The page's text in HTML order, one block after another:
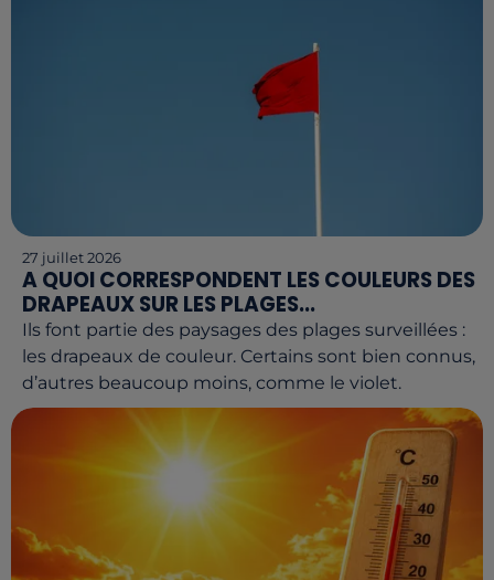
27 juillet 2026
A QUOI CORRESPONDENT LES COULEURS DES
DRAPEAUX SUR LES PLAGES...
Ils font partie des paysages des plages surveillées :
les drapeaux de couleur. Certains sont bien connus,
d’autres beaucoup moins, comme le violet.